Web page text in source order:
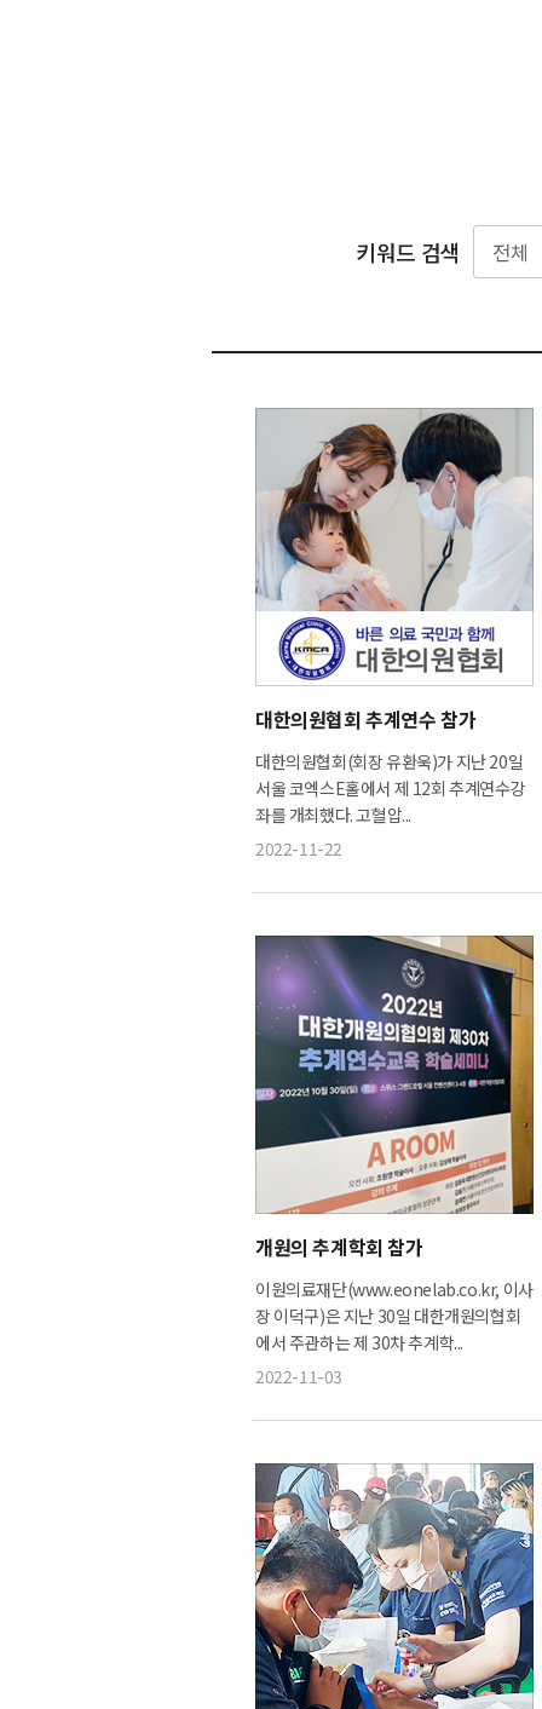
키워드 검색
대한의원협회 추계연수 참가
대한의원협회(회장 유환욱)가 지난 20일
서울 코엑스E홀에서 제 12회 추계연수강
좌를 개최했다. 고혈압...
2022-11-22
개원의 추계학회 참가
이원의료재단(www.eonelab.co.kr, 이사
장 이덕구)은 지난 30일 대한개원의협회
에서 주관하는 제 30차 추계학...
2022-11-03